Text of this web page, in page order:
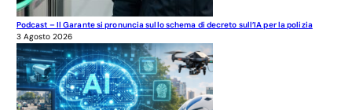
Podcast – Il Garante si pronuncia sullo schema di decreto sull’IA per la polizia
3 Agosto 2026